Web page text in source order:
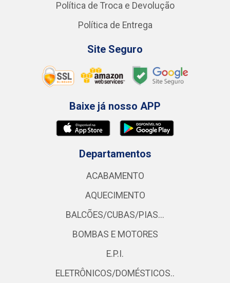
Política de Troca e Devolução
Política de Entrega
Site Seguro
Baixe já nosso APP
Departamentos
ACABAMENTO
AQUECIMENTO
BALCÕES/CUBAS/PIAS...
BOMBAS E MOTORES
E.P.I.
ELETRÔNICOS/DOMÉSTICOS..